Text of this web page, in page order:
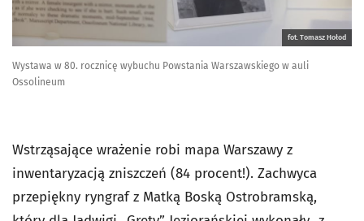
fot. Tomasz Hołod
Wystawa w 80. rocznicę wybuchu Powstania Warszawskiego w auli
Ossolineum
Wstrząsające wrażenie robi mapa Warszawy z
inwentaryzacją zniszczeń (84 procent!). Zachwyca
przepiękny ryngraf z Matką Boską Ostrobramską,